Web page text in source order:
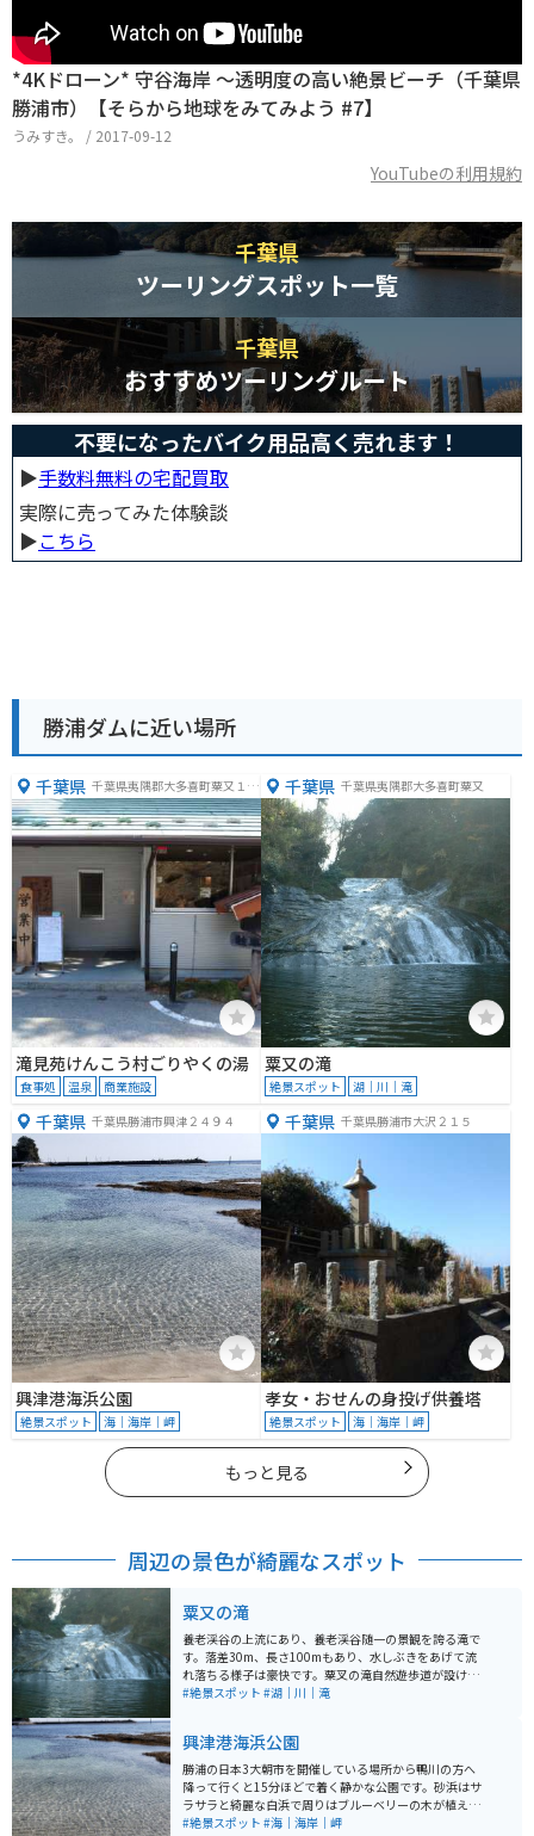
*4Kドローン* 守谷海岸 ～透明度の高い絶景ビーチ（千葉県
勝浦市）【そらから地球をみてみよう #7】
うみすき。 / 2017-09-12
YouTubeの利用規約
千葉県
ツーリングスポット一覧
千葉県
おすすめツーリングルート
不要になったバイク用品高く売れます！
▶︎手数料無料の宅配買取
実際に売ってみた体験談
▶︎こちら
勝浦ダムに近い場所
千葉県 千葉県夷隅郡大多喜町粟又１７
６
滝見苑けんこう村ごりやくの湯
食事処 温泉 商業施設
千葉県 千葉県夷隅郡大多喜町粟又
粟又の滝
絶景スポット 湖｜川｜滝
千葉県 千葉県勝浦市興津２４９４
興津港海浜公園
絶景スポット 海｜海岸｜岬
千葉県 千葉県勝浦市大沢２１５
孝女・おせんの身投げ供養塔
絶景スポット 海｜海岸｜岬
もっと見る
周辺の景色が綺麗なスポット
粟又の滝
養老渓谷の上流にあり、養老渓谷随一の景観を誇る滝で
す。落差30m、長さ100mもあり、水しぶきをあげて流
れ落ちる様子は豪快です。粟叉の滝自然遊歩道が設けら
れており、アクセスやしやすいです。秋の紅葉シーズン
#絶景スポット #湖｜川｜滝
興津港海浜公園
勝浦の日本3大朝市を開催している場所から鴨川の方へ
降って行くと15分ほどで着く静かな公園です。砂浜はサ
ラサラと綺麗な白浜で周りはブルーベリーの木が植えら
れています。利用者は近隣の人が散歩で利用しているく
#絶景スポット #海｜海岸｜岬